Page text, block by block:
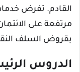
مرتفعة على
بقروض السلف
الدروس